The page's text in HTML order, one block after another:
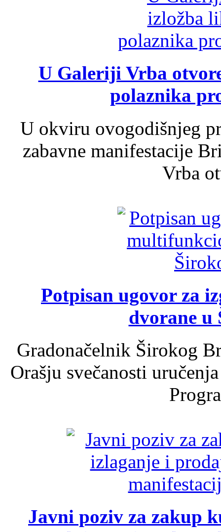
U Galeriji Vrba
polaznika
U okviru ovogodišnjeg
zabavne manifestacije
Vrba
Potpisan ugovor za
dvorane u
Gradonačelnik Širokog
Orašju svečanosti
Javni poziv za zakup